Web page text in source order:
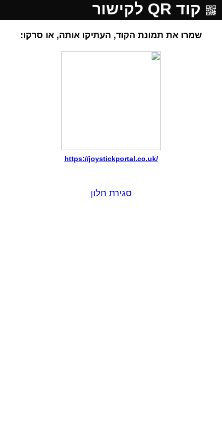
קוד QR לקישור
שמרו את תמונת הקוד, העתיקו אותה, או סרקו:
https://joystickportal.co.uk/
סגירת חלון